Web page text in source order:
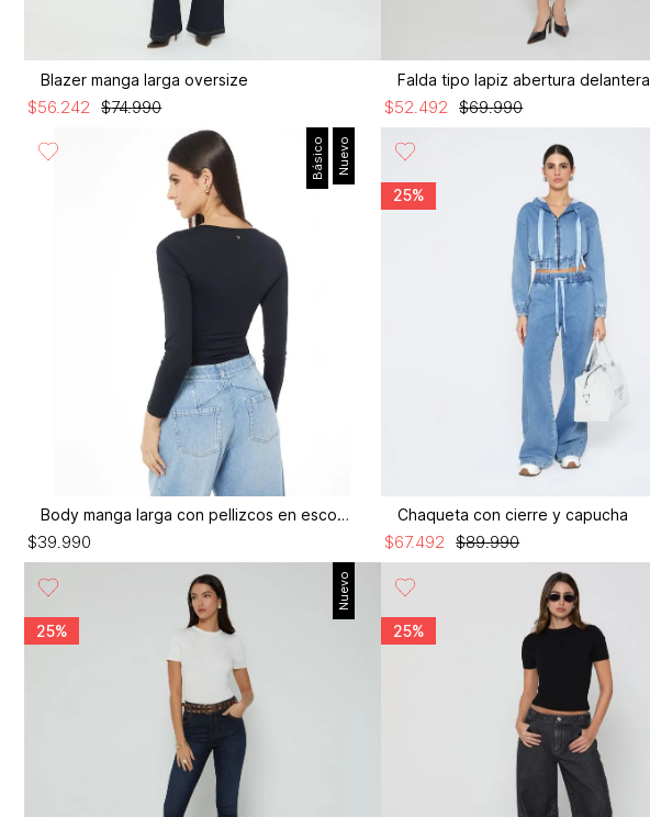
Blazer manga larga oversize
$74.990
$56 242
Falda tipo lapiz abertura delantera
$69.990
$52 492
Nuevo
Básico
Body manga larga con pellizcos en escote
$39.990
25%
Chaqueta con cierre y capucha
$89.990
$67.492
Nuevo
25% 25%